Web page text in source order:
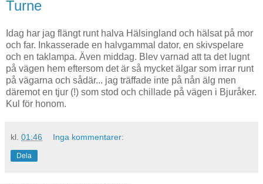
Turne
Idag har jag flängt runt halva Hälsingland och hälsat på mor
och far. Inkasserade en halvgammal dator, en skivspelare
och en taklampa. Även middag. Blev varnad att ta det lugnt
på vägen hem eftersom det är så mycket älgar som irrar runt
på vägarna och sådär... jag träffade inte på nån älg men
däremot en tjur (!) som stod och chillade på vägen i Bjuråker.
Kul för honom.
kl. 01:46 Inga kommentarer:
Dela